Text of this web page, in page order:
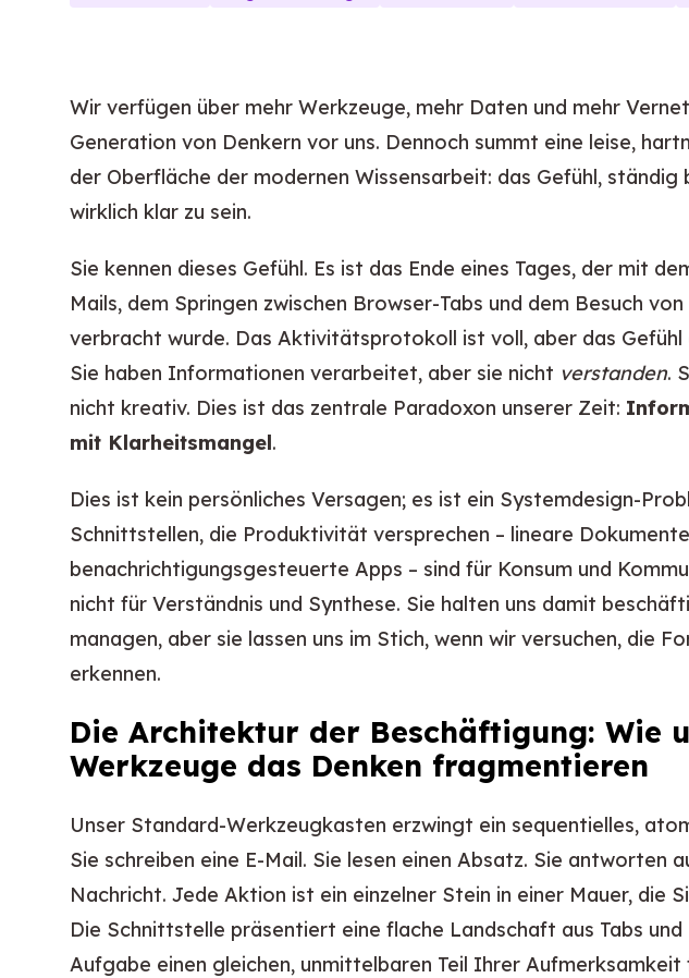
Wir verfügen über mehr Werkzeuge, mehr Daten und mehr
Generation von Denkern vor uns. Dennoch summt eine leise,
der Oberfläche der modernen Wissensarbeit: das Gefühl,
wirklich klar zu sein.
Sie kennen dieses Gefühl. Es ist das Ende eines Tages, der mit
Mails, dem Springen zwischen Browser-Tabs und dem Besuch
verbracht wurde. Das Aktivitätsprotokoll ist voll, aber das Gefühl
Sie haben Informationen verarbeitet, aber sie nicht verstanden.
nicht kreativ. Dies ist das zentrale Paradoxon unserer Zeit:
mit Klarheitsmangel.
Dies ist kein persönliches Versagen; es ist ein Systemdesign-
Schnittstellen, die Produktivität versprechen – lineare
benachrichtigungsgesteuerte Apps – sind für Konsum und
nicht für Verständnis und Synthese. Sie halten uns damit
managen, aber sie lassen uns im Stich, wenn wir versuchen, die
erkennen.
Die Architektur der Beschäftigung: Wie
Werkzeuge das Denken fragmentieren
Unser Standard-Werkzeugkasten erzwingt ein sequentielles,
Sie schreiben eine E-Mail. Sie lesen einen Absatz. Sie antworten
Nachricht. Jede Aktion ist ein einzelner Stein in einer Mauer, die
Die Schnittstelle präsentiert eine flache Landschaft aus Tabs und
Aufgabe einen gleichen, unmittelbaren Teil Ihrer